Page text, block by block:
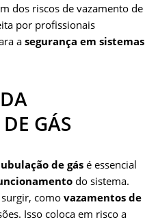
dos riscos de vazamento de
por profissionais
a segurança em sistemas
GÁS
de gás é essencial
do sistema.
como vazamentos de
Isso coloca em risco a